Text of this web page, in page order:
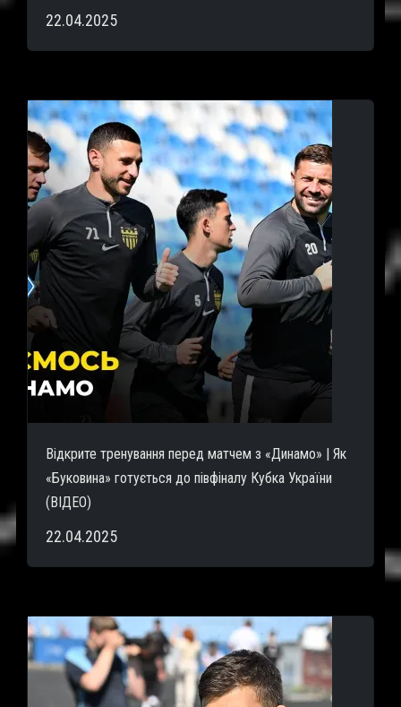
22.04.2025
Відкрите тренування перед матчем з «Динамо» | Як
«Буковина» готується до півфіналу Кубка України
(ВІДЕО)
22.04.2025